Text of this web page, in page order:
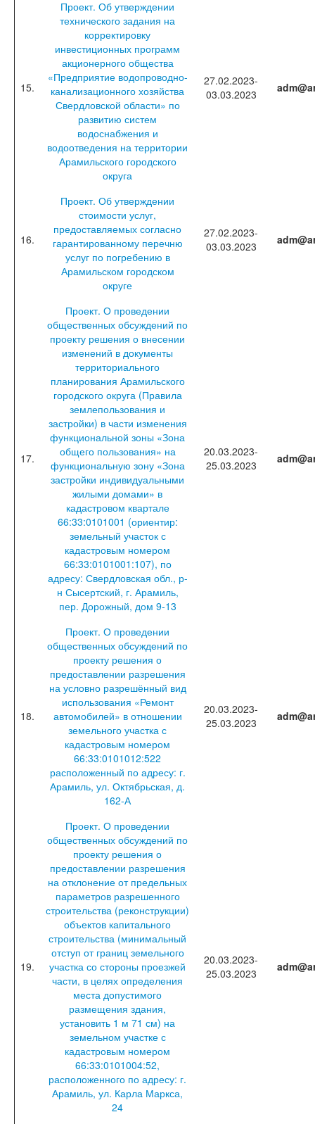
15.
Проект. Об утверждении
технического задания на
корректировку
инвестиционных программ
акционерного общества
«Предприятие водопроводно-
канализационного хозяйства
Свердловской области» по
развитию систем
водоснабжения и
водоотведения на территории
Арамильского городского
округа
27.02.2023-
03.03.2023
16.
Проект. Об утверждении
стоимости услуг,
предоставляемых согласно
гарантированному перечню
услуг по погребению в
Арамильском городском
округе
27.02.2023-
03.03.2023
17.
Проект. О проведении
общественных обсуждений по
проекту решения о внесении
изменений в документы
территориального
планирования Арамильского
городского округа (Правила
землепользования и
застройки) в части изменения
функциональной зоны «Зона
общего пользования» на
функциональную зону «Зона
застройки индивидуальными
жилыми домами» в
кадастровом квартале
66:33:0101001 (ориентир:
земельный участок с
кадастровым номером
66:33:0101001:107), по
адресу: Свердловская обл., р-
н Сысертский, г. Арамиль,
пер. Дорожный, дом 9-13
20.03.2023-
25.03.2023
18.
Проект. О проведении
общественных обсуждений по
проекту решения о
предоставлении разрешения
на условно разрешённый вид
использования «Ремонт
автомобилей» в отношении
земельного участка с
кадастровым номером
66:33:0101012:522
расположенный по адресу: г.
Арамиль, ул. Октябрьская, д.
162-А
20.03.2023-
25.03.2023
19.
Проект. О проведении
общественных обсуждений по
проекту решения о
предоставлении разрешения
на отклонение от предельных
параметров разрешенного
строительства (реконструкции)
объектов капитального
строительства (минимальный
отступ от границ земельного
участка со стороны проезжей
части, в целях определения
места допустимого
размещения здания,
установить 1 м 71 см) на
земельном участке с
кадастровым номером
66:33:0101004:52,
расположенного по адресу: г.
Арамиль, ул. Карла Маркса,
24
20.03.2023-
25.03.2023